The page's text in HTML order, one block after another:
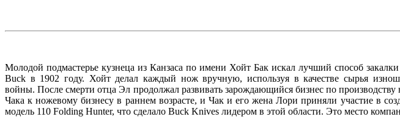
Молодой подмастерье кузнеца из Канзаса по имени Хойт Бак искал лучший способ
Buck в 1902 году. Хойт делал каждый нож вручную, используя в качестве сырья
войны. После смерти отца Эл продолжал развивать зарождающийся бизнес по
Чака к ножевому бизнесу в раннем возрасте, и Чак и его жена Лори приняли участие в
модель 110 Folding Hunter, что сделало Buck Knives лидером в этой области. Это место